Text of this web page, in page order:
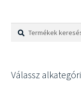
Keresés
Keresés
Válassz